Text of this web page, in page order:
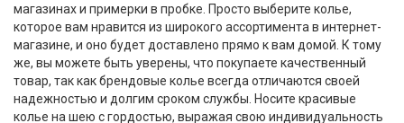
магазинах и примерки в пробке. Просто выберите колье,
которое вам нравится из широкого ассортимента в интернет-
магазине, и оно будет доставлено прямо к вам домой. К тому
же, вы можете быть уверены, что покупаете качественный
товар, так как брендовые колье всегда отличаются своей
надежностью и долгим сроком службы. Носите красивые
колье на шею с гордостью, выражая свою индивидуальность